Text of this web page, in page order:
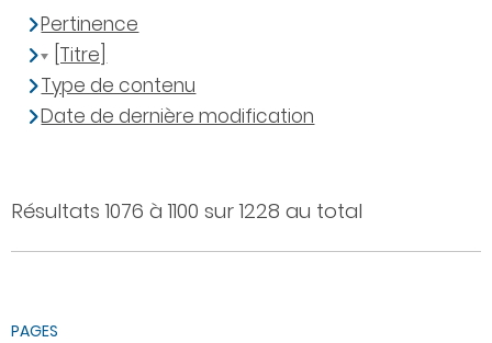
Résultats 1076 à 1100 sur 1228 au total
PAGES
Pertinence
[Titre]
Type de contenu
Date de dernière modification